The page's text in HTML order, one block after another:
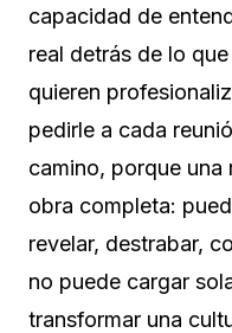
capacidad de
real detrás de lo
quieren
pedirle a cada
camino, porque una
obra completa:
revelar, destrabar,
no puede cargar
transformar una